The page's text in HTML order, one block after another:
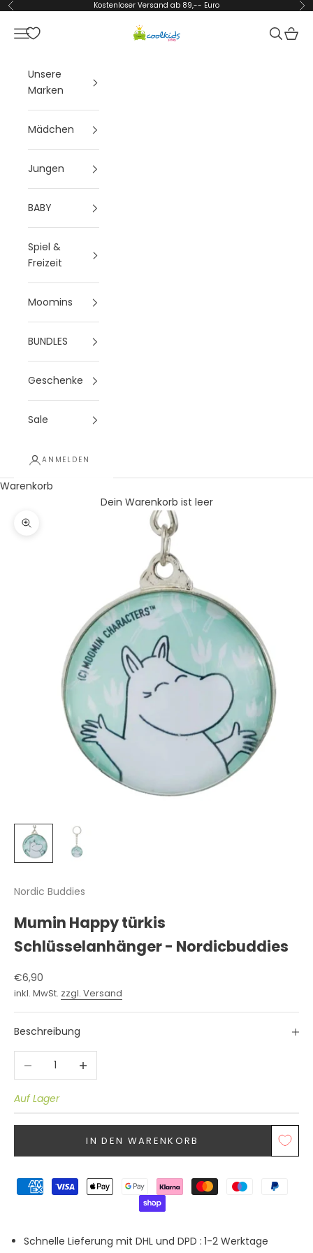
Zum Inhalt springen
Zurück Kostenloser Versand ab 89,-- Euro Vor
Coolkids-Store
Menü Suchen
Unsere
Marken
Mädchen
Jungen
BABY
Spiel &
Freizeit
Moomins
BUNDLES
Geschenke
Sale
ANMELDEN
Warenkorb
Dein Warenkorb ist leer
Bild vergrößern
Nordic Buddies
Mumin Happy türkis
Schlüsselanhänger - Nordicbuddies
Angebot
€6,90
inkl. MwSt. zzgl. Versand
Beschreibung
Anzahl verringernAnzahl erhöhen
Auf Lager
IN DEN WARENKORB
Schnelle Lieferung mit DHL und DPD : 1-2 Werktage